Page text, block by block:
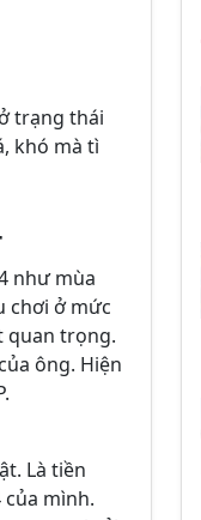
trạng thái
khó mà tì
như mùa
chơi ở mức
quan trọng.
ông. Hiện
Là tiền
của mình.